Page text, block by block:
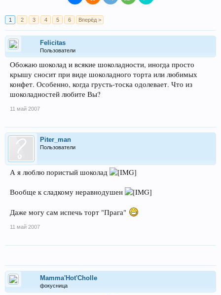
1 2 3 4 5 6 Вперёд >
Felicitas
Пользователи
Обожаю шоколад и всякие шоколадности, иногда просто
крышу сносит при виде шоколадного торта или любимых
конфет. Особенно, когда грусть-тоска одолевает. Что из
шоколадностей любите Вы?
11 май 2007
Piter_man
Пользователи
А я люблю пористый шоколад
Вообще к сладкому неравнодушен
Даже могу сам испечь торт "Прага"
11 май 2007
Mamma'Hot'Cholle
фокусница